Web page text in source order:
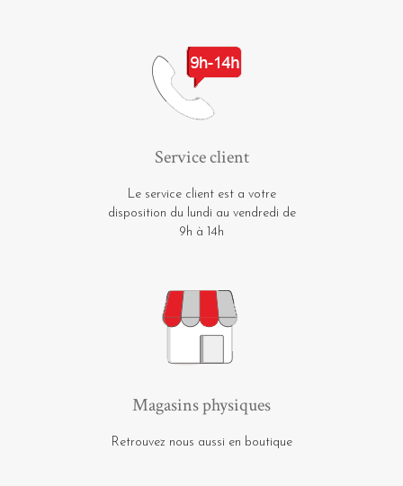
Service client
Le service client est a votre
disposition du lundi au vendredi de
9h à 14h
Magasins physiques
Retrouvez nous aussi en boutique